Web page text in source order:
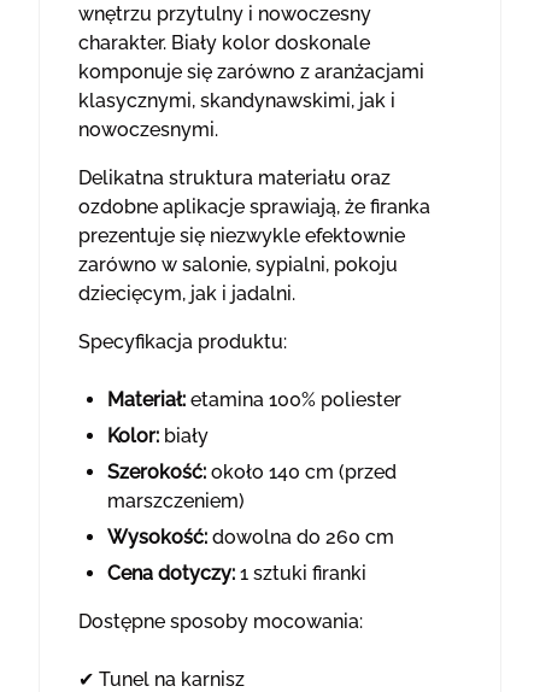
wnętrzu przytulny i nowoczesny
charakter. Biały kolor doskonale
komponuje się zarówno z aranżacjami
klasycznymi, skandynawskimi, jak i
nowoczesnymi.
Delikatna struktura materiału oraz
ozdobne aplikacje sprawiają, że firanka
prezentuje się niezwykle efektownie
zarówno w salonie, sypialni, pokoju
dziecięcym, jak i jadalni.
Specyfikacja produktu:
Materiał: etamina 100% poliester
Kolor: biały
Szerokość: około 140 cm (przed
marszczeniem)
Wysokość: dowolna do 260 cm
Cena dotyczy: 1 sztuki firanki
Dostępne sposoby mocowania:
✔ Tunel na karnisz